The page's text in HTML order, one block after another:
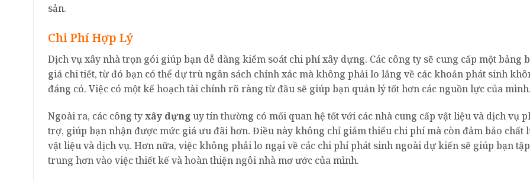
sản.
Chi Phí Hợp Lý
Dịch vụ xây nhà trọn gói giúp bạn dễ dàng kiểm soát chi phí xây dựng. Các công ty sẽ cung cấp một bảng
giá chi tiết, từ đó bạn có thể dự trù ngân sách chính xác mà không phải lo lắng về các khoản phát sinh
đáng có. Việc có một kế hoạch tài chính rõ ràng từ đầu sẽ giúp bạn quản lý tốt hơn các nguồn lực của mình.
Ngoài ra, các công tyxây dựnguy tín thường có mối quan hệ tốt với các nhà cung cấp vật liệu và dịch vụ
trợ, giúp bạn nhận được mức giá ưu đãi hơn. Điều này không chỉ giảm thiểu chi phí mà còn đảm bảo chất
vật liệu và dịch vụ. Hơn nữa, việc không phải lo ngại về các chi phí phát sinh ngoài dự kiến sẽ giúp bạn tập
trung hơn vào việc thiết kế và hoàn thiện ngôi nhà mơ ước của mình.